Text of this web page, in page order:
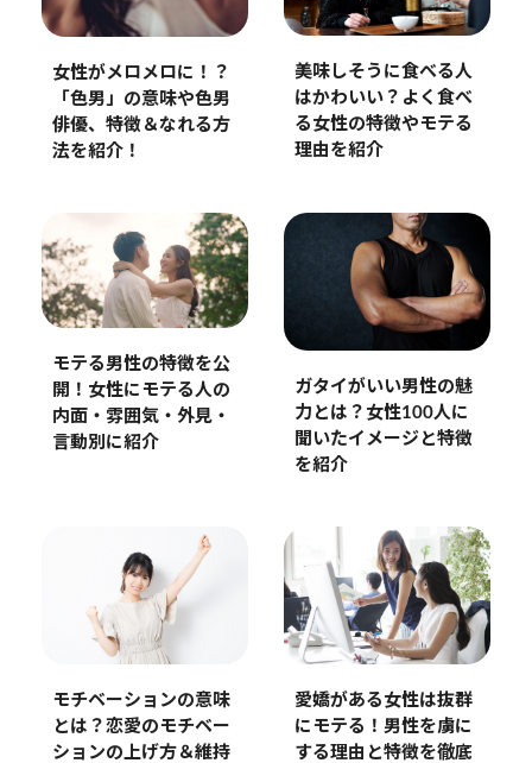
女性がメロメロに！？
「色男」の意味や色男
俳優、特徴＆なれる方
法を紹介！
美味しそうに食べる人
はかわいい？よく食べ
る女性の特徴やモテる
理由を紹介
モテる男性の特徴を公
開！女性にモテる人の
内面・雰囲気・外見・
言動別に紹介
ガタイがいい男性の魅
力とは？女性100人に
聞いたイメージと特徴
を紹介
モチベーションの意味
とは？恋愛のモチベー
ションの上げ方＆維持
愛嬌がある女性は抜群
にモテる！男性を虜に
する理由と特徴を徹底